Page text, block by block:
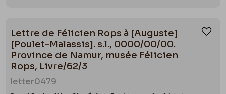
Lettre de Félicien Rops à [Auguste]
[Poulet-Malassis]. s.l., 0000/00/00.
Province de Namur, musée Félicien
Rops, Livre/62/3
letter0479